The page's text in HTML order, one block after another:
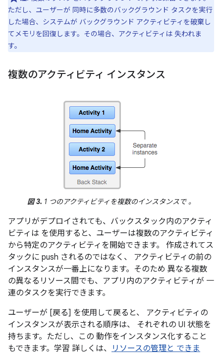
ただし、ユーザーが 同時に多数のバックグラウンド タスクを実行
した場合、システムが バックグラウンド アクティビティを破棄し
てメモリを回復します。その場合、アクティビティは 失われま
す。
複数のアクティビティ インスタンス
図 3. 1 つのアクティビティを複数のインスタンスで 。
アプリがデプロイされても、バックスタック内のアクティ
ビティは を使用すると、ユーザーは複数のアクティビティ
から特定のアクティビティを開始できます。 作成されてス
タックに push されるのではなく、 アクティビティの前の
インスタンスが一番上になります。そのため 異なる複数
の異なるリソース間でも、アプリ内のアクティビティが 一
連のタスクを実行できます。
ユーザーが [戻る] を使用して戻ると、 アクティビティの
インスタンスが表示される順序は、 それぞれの UI 状態を
持ちます。ただし、この 動作をインスタンス化すること
もできます。学習 詳しくは、
リソースの管理と できま